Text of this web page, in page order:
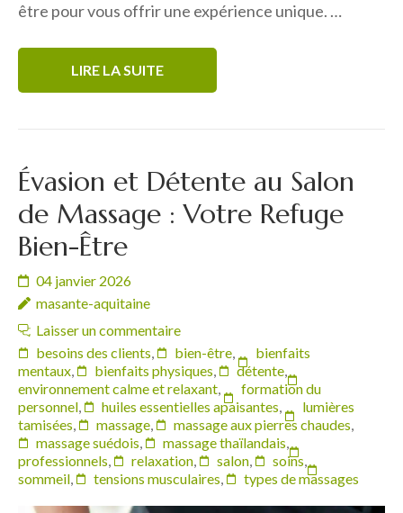
être pour vous offrir une expérience unique. …
LIRE LA SUITE
Évasion et Détente au Salon
de Massage : Votre Refuge
Bien-Être
04 janvier 2026
masante-aquitaine
Laisser un commentaire
besoins des clients, bien-être,
bienfaits
mentaux, bienfaits physiques, détente,
environnement calme et relaxant,
formation du
personnel, huiles essentielles apaisantes,
lumières
tamisées, massage, massage aux pierres chaudes,
massage suédois, massage thaïlandais,
professionnels, relaxation, salon, soins,
sommeil, tensions musculaires, types de massages